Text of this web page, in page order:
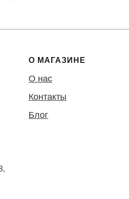
О МАГАЗИНЕ
О нас
Контакты
Блог